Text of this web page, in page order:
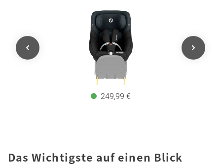
249,99 €
Das Wichtigste auf einen Blick